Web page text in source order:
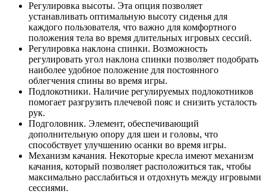
Регулировка высоты. Эта опция позволяет
устанавливать оптимальную высоту сиденья для
каждого пользователя, что важно для комфортного
положения тела во время длительных игровых сессий.
Регулировка наклона спинки. Возможность
регулировать угол наклона спинки позволяет подобрать
наиболее удобное положение для постоянного
облегчения спины во время игры.
Подлокотники. Наличие регулируемых подлокотников
помогает разгрузить плечевой пояс и снизить усталость
рук.
Подголовник. Элемент, обеспечивающий
дополнительную опору для шеи и головы, что
способствует улучшению осанки во время игры.
Механизм качания. Некоторые кресла имеют механизм
качания, который позволяет расположиться так, чтобы
максимально расслабиться и отдохнуть между игровыми
сессиями.